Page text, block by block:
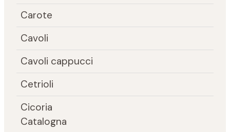
Carote
Cavoli
Cavoli cappucci
Cetrioli
Cicoria
Catalogna